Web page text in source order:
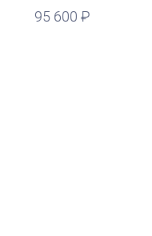
95 600